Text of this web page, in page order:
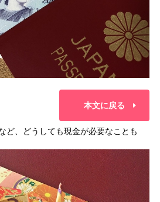
本文に戻る
ど、どうしても現金が必要なことも